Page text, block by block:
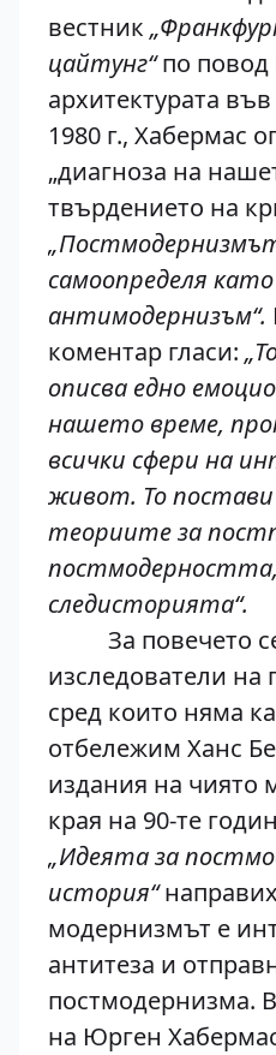
вестник
цайтунг“по повод
архитектурата
1980 г., Хабермас
„диагноза на
твърдението на
самоопределя като
антимодернизъм“.
коментар гласи:
описва едно
нашето време,
всички сфери на
живот. То постави
теориите за
следисторията“.
За повечето
изследователи на
сред които няма
отбележим Ханс
издания на чиято
края на 90-те
„Идеята за
история“
модернизмът е
антитеза и
постмодернизма.
на Юрген